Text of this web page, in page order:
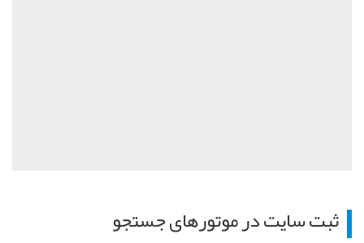
ثبت سایت در موتورهای جستجو